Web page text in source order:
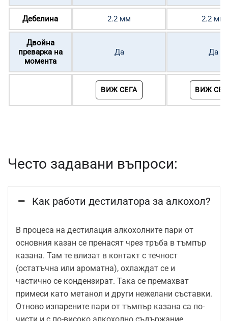
Дебелина 2.2 мм 2.2 мм
Двойна
преварка на
момента
Да Да
ВИЖ СЕГА ВИЖ
Често задавани въпроси:
Как работи дестилатора за алкохол?
В процеса на дестилация алкохолните пари от
основния казан се пренасят чрез тръба в тъмпър
казана. Там те влизат в контакт с течност
(остатъчна или ароматна), охлаждат се и
частично се кондензират. Така се премахват
примеси като метанол и други нежелани съставки.
Отново изпарените пари от тъмпър казана са по-
чисти и с по-високо алкохолно съдържание.